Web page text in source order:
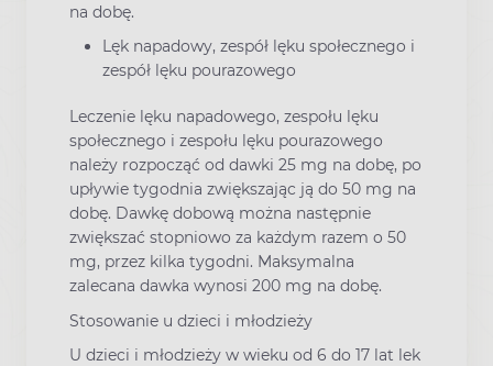
na dobę.
Lęk napadowy, zespół lęku społecznego i
zespół lęku pourazowego
Leczenie lęku napadowego, zespołu lęku
społecznego i zespołu lęku pourazowego
należy rozpocząć od dawki 25 mg na dobę, po
upływie tygodnia zwiększając ją do 50 mg na
dobę. Dawkę dobową można następnie
zwiększać stopniowo za każdym razem o 50
mg, przez kilka tygodni. Maksymalna
zalecana dawka wynosi 200 mg na dobę.
Stosowanie u dzieci i młodzieży
U dzieci i młodzieży w wieku od 6 do 17 lat lek